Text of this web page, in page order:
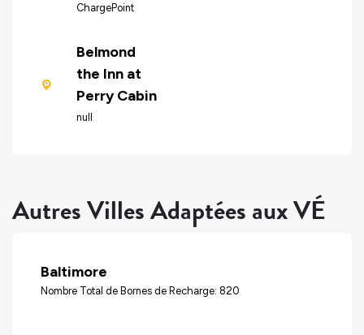
ChargePoint
Belmond
the Inn at
Perry Cabin
null
Autres Villes Adaptées aux VÉ
Baltimore
Nombre Total de Bornes de Recharge: 820